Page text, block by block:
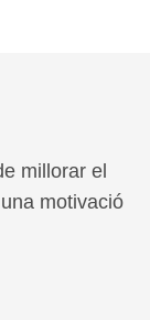
millorar el
motivació